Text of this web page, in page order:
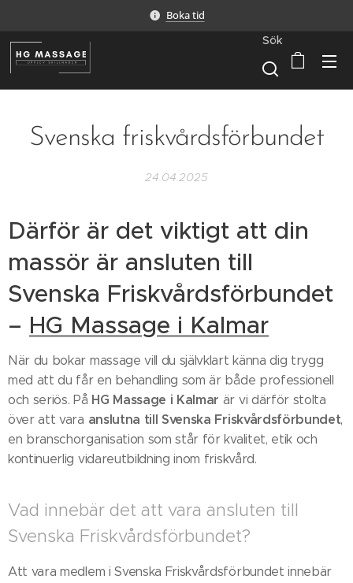
Boka tid
Sök
Svenska friskvårdsförbundet
24.04.2025
Därför är det viktigt att din
massör är ansluten till
Svenska Friskvårdsförbundet
– HG Massage i Kalmar
När du bokar massage vill du självklart känna dig trygg
med att du får en behandling som är både professionell
och seriös. På HG Massage i Kalmar är vi därför stolta
över att vara anslutna till Svenska Friskvårdsförbundet,
en branschorganisation som står för kvalitet, etik och
kontinuerlig vidareutbildning inom friskvård.
Vad innebär det att vara ansluten till
Svenska Friskvårdsförbundet?
Att vara medlem i Svenska Friskvårdsförbundet innebär